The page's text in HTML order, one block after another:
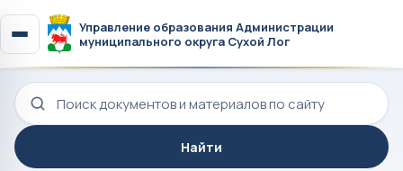
Управление образования Администрации
муниципального округа Сухой Лог
Поиск по сайту
Найти